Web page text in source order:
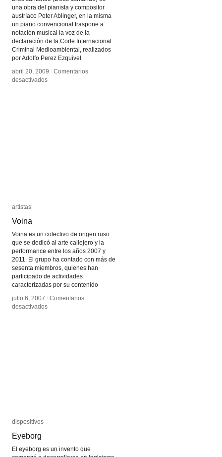
una obra del pianista y compositor
austríaco Peter Ablinger, en la misma
un piano convencional traspone a
notación musical la voz de la
declaración de la Corte Internacional
Criminal Medioambiental, realizados
por Adolfo Perez Ezquivel
abril 20, 2009 / Comentarios
desactivadosen
abril 20, 2009 / Comentarios
desactivadosen
artistas
Voina
Voina es un colectivo de origen ruso
que se dedicó al arte callejero y la
performance entre los años 2007 y
2011. El grupo ha contado con más de
sesenta miembros, quienes han
participado de actividades
caracterizadas por su contenido
julio 6, 2007 / Comentarios
desactivadosen
artistas
Voina
julio 6, 2007 / Comentarios
desactivadosen
dispositivos
Eyeborg
El eyeborg es un invento que
dispositivos
Eyeborg